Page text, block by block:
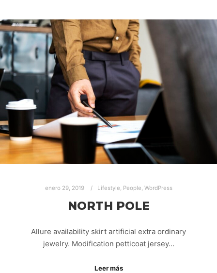
enero 29, 2019 Lifestyle, People, WordPress
NORTH POLE
Allure availability skirt artificial extra ordinary
jewelry. Modification petticoat jersey…
Leer más